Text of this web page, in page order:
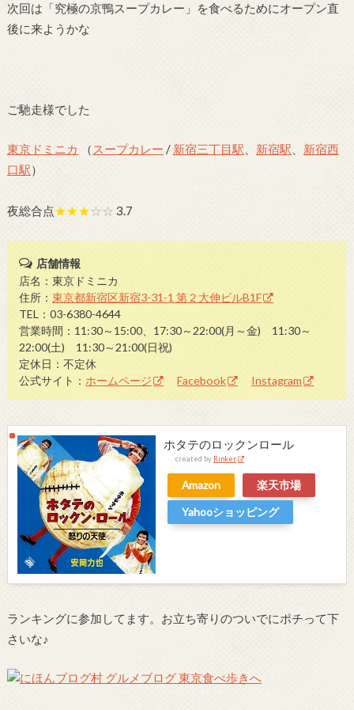
次回は「究極の京鴨スープカレー」を食べるためにオープン直
後に来ようかな
ご馳走様でした
東京ドミニカ （ スープカレー / 新宿三丁目駅 新宿駅
新宿西
口駅）
夜総合点★★★☆☆ 3.7
店舗情報
店名：東京ドミニカ
住所：東京都新宿区新宿3-31-1 第２大伸ビルB1F
TEL：03-6380-4644
営業時間：11:30～15:00、17:30～22:00(月～金) 11:30～
22:00(土) 11:30～21:00(日祝)
定休日：不定休
公式サイト： ホームページ Facebook Instagram
ホタテのロックンロール
created by Rinker
Amazon
楽天市場
Yahooショッピング
ランキングに参加してます。お立ち寄りのついでにポチって下
さいな♪